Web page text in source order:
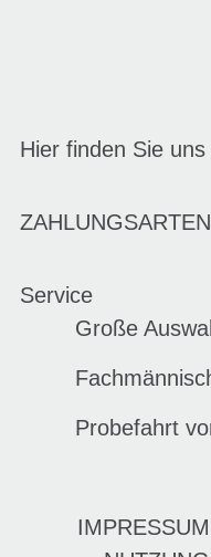
Hier finden Sie uns
ZAHLUNGSARTEN
Service
Große
Probefahrt
IMPRESSUM